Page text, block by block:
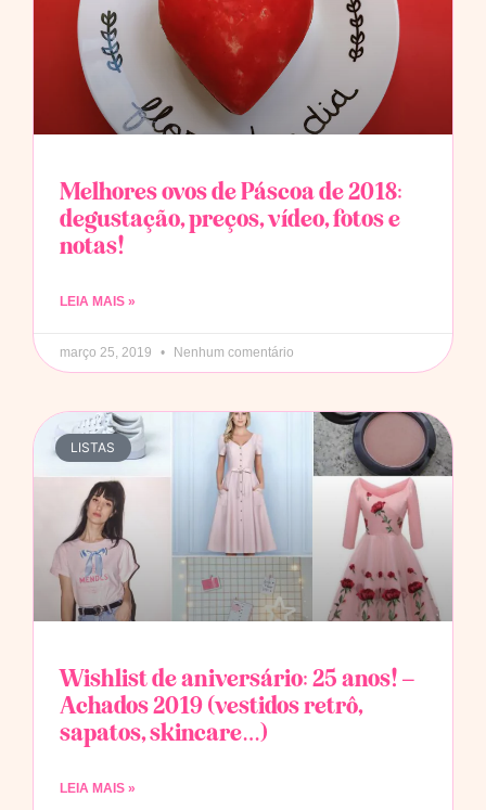
Melhores ovos de Páscoa de 2018:
degustação, preços, vídeo, fotos e
notas!
LEIA MAIS »
março 25, 2019 Nenhum comentário
LISTAS
Wishlist de aniversário: 25 anos! –
Achados 2019 (vestidos retrô,
sapatos, skincare…)
LEIA MAIS »